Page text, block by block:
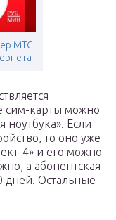
МТС:
сим-карты можно
ноутбука». Если
то оно уже
4» и его можно
а абонентская
дней. Остальные